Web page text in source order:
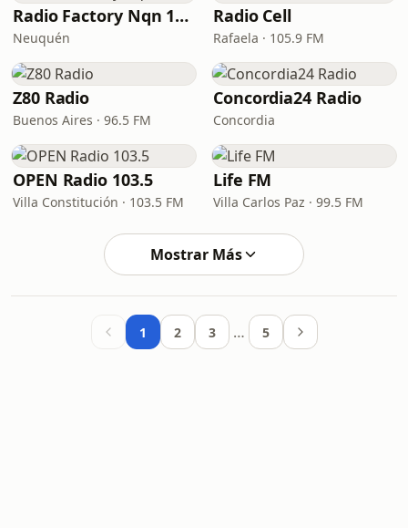
Radio Factory Nqn 106.3
Neuquén
Radio Cell
Rafaela · 105.9 FM
Z80 Radio
Buenos Aires · 96.5 FM
Concordia24 Radio
Concordia
OPEN Radio 103.5
Villa Constitución · 103.5 FM
Life FM
Villa Carlos Paz · 99.5 FM
Mostrar Más
1 2 3 … 5